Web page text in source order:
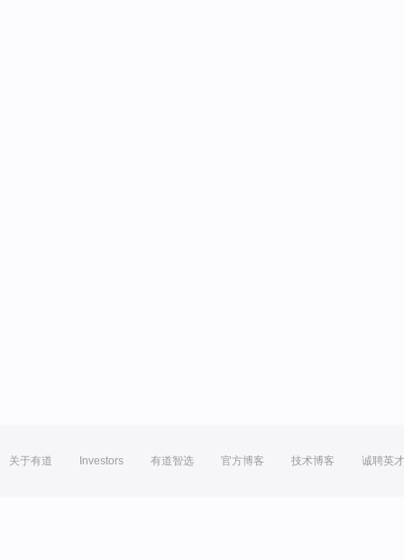
关于有道 Investors 有道智选 官方博客 技术博客 诚聘英才